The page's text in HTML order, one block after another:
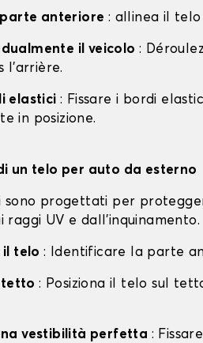
anteriore : allinea il
il veicolo :
l'arrière.
elastici : Fissare i bordi
in posizione.
un telo per auto da esterno
sono progettati per
raggi UV e dall'inquinamento.
il telo: Identificare la parte
tetto: Posiziona il telo sul
vestibilità perfetta :